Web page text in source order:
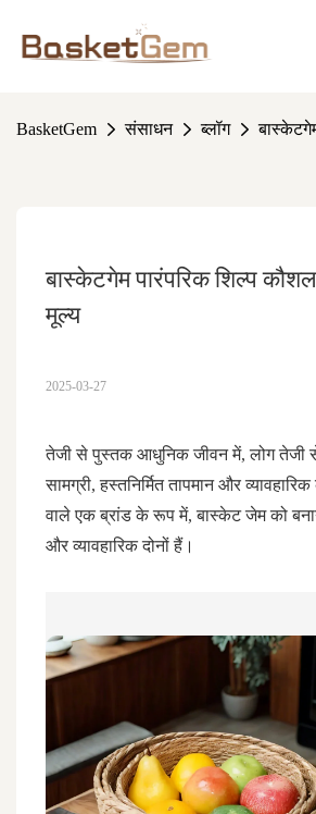
BasketGem संसाधन ब्लॉग
बास्केटगेम पारंपरिक शिल्प
मूल्य
2025-03-27
तेजी से पुस्तक आधुनिक जीवन में, लोग तेजी
सामग्री, हस्तनिर्मित तापमान और
वाले एक ब्रांड के रूप में, बास्केट जेम को
और व्यावहारिक दोनों हैं।